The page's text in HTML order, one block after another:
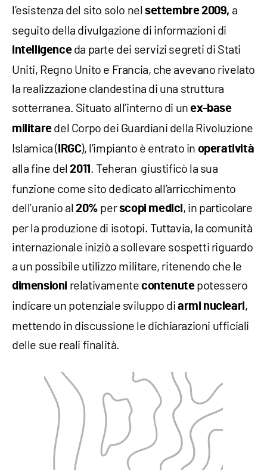
l’esistenza del sito solo nelsettembre 2009, a
seguito della divulgazione di informazioni di
intelligenceda parte dei servizi segreti di Stati
Uniti, Regno Unito e Francia, che avevano rivelato
la realizzazione clandestina di una struttura
sotterranea. Situato all’interno di unex-base
militaredel Corpo dei Guardiani della Rivoluzione
Islamica ( IRGC), l’impianto è entrato in operatività
alla fine del2011 . Teheran giustificò la sua
funzione come sito dedicato all’arricchimento
dell’uranio al 20% perscopi medici, in particolare
per la produzione di isotopi. Tuttavia, la comunità
internazionale iniziò a sollevare sospetti riguardo
a un possibile utilizzo militare, ritenendo che le
dimensioni relativamente contenutepotessero
indicare un potenziale sviluppo diarmi nucleari,
mettendo in discussione le dichiarazioni ufficiali
delle sue reali finalità.